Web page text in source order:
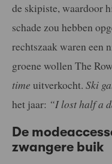
de skipiste, waardoor
schade zou hebben
rechtszaak waren een
groene wollen The
time uitverkocht. Ski
het jaar: “I lost half a
De
zwangere buik